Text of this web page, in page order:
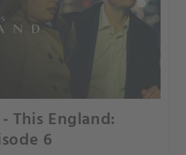
This England:
6